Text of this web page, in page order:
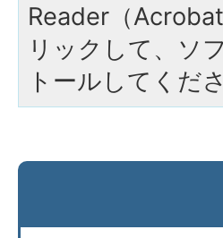
Reader（
リックして、ソ
トールしてくだ